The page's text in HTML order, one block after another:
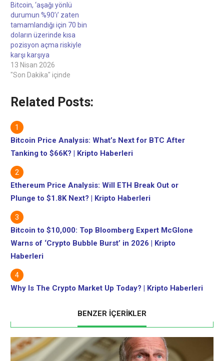
Bitcoin, ‘aşağı yönlü
durumun %90’ı’ zaten
tamamlandığı için 70 bin
doların üzerinde kısa
pozisyon açma riskiyle
karşı karşıya
13 Nisan 2026
"Son Dakika" içinde
Related Posts:
Bitcoin Price Analysis: What’s Next for BTC After
Tanking to $66K? | Kripto Haberleri
Ethereum Price Analysis: Will ETH Break Out or
Plunge to $1.8K Next? | Kripto Haberleri
Bitcoin to $10,000: Top Bloomberg Expert McGlone
Warns of ‘Crypto Bubble Burst’ in 2026 | Kripto
Haberleri
Why Is The Crypto Market Up Today? | Kripto Haberleri
BENZER İÇERİKLER